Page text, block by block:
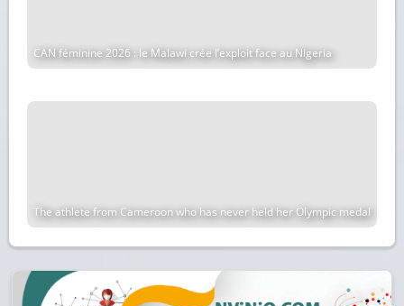
CAN féminine 2026 : le Malawi crée l’exploit face au Nigeria
The athlete from Cameroon who has never held her Olympic medal